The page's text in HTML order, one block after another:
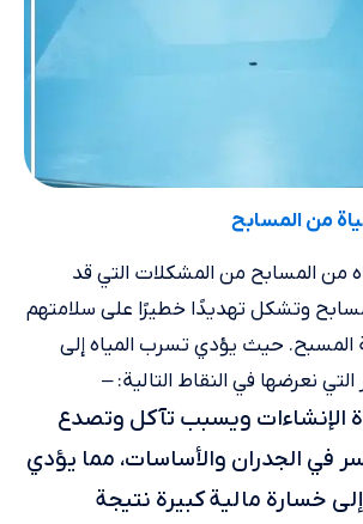
من المسابح
من المسابح من المشكلات التي قد
وتشكل تهديدًا خطيرًا على سلامتهم
حيث يؤدي تسرب المياه إلى
نعرضها في النقاط التالية: –
الإنشاءات ويسبب تآكل وتصدع
في الجدران والأساسات، مما يؤدي
خسارة مالية كبيرة نتيجة